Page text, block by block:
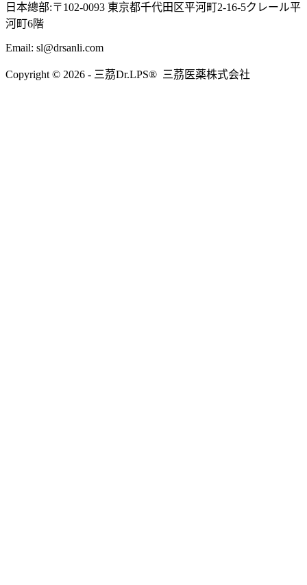
日本總部:〒102-0093 東京都千代田区平河町2-16-5クレール平
河町6階
Email: sl@drsanli.com
Copyright © 2026 - 三茘Dr.LPS® 三茘医薬株式会社